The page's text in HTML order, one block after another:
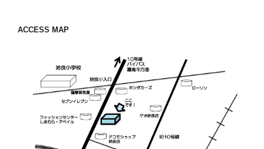
ACCESS MAP